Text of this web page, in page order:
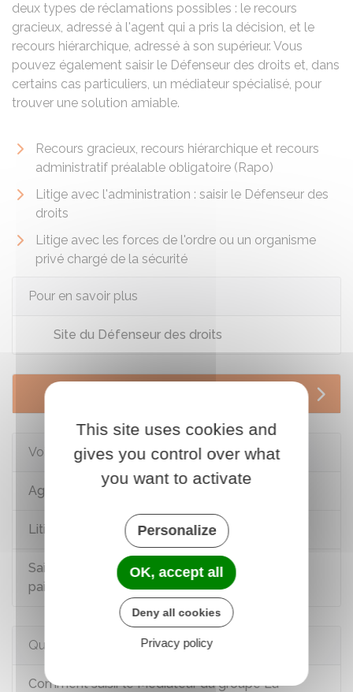
deux types de réclamations possibles : le recours
gracieux, adressé à l'agent qui a pris la décision, et le
recours hiérarchique, adressé à son supérieur. Vous
pouvez également saisir le Défenseur des droits et, dans
certains cas particuliers, un médiateur spécialisé, pour
trouver une solution amiable.
Recours gracieux, recours hiérarchique et recours
administratif préalable obligatoire (Rapo)
Litige avec l'administration : saisir le Défenseur des
droits
Litige avec les forces de l'ordre ou un organisme
privé chargé de la sécurité
Pour en savoir plus
Site du Défenseur des droits
Voir aussi
Agir en justice contre l'administration
Litiges avec la Sécurité sociale
Saisir l'administration fiscale (difficultés de
paiement, réclamation...)
Questions ? Réponses !
Comment saisir le Médiateur du groupe La
This site uses cookies and
gives you control over what
you want to activate
Personalize
OK, accept all
Deny all cookies
Privacy policy